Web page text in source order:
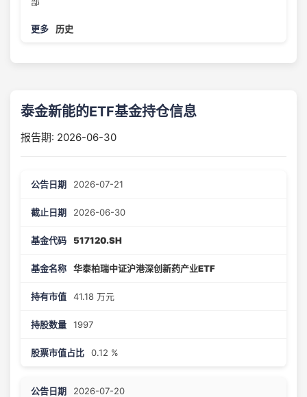
历史
泰金新能的ETF基金持仓信息
报告期: 2026-06-30
2026-07-21
2026-06-30
517120.SH
华泰柏瑞中证沪港深创新药产业ETF
41.18 万元
1997
0.12 %
2026-07-20